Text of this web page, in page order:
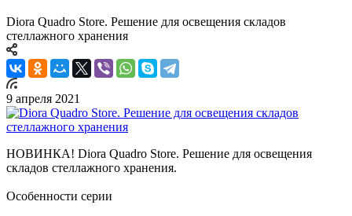
Diora Quadro Store. Решение для освещения складов
стеллажного хранения
9 апреля 2021
НОВИНКА! Diora Quadro Store. Решение для освещения
складов стеллажного хранения.
Особенности серии